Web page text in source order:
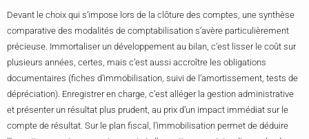
Devant le choix qui s’impose lors de la clôture des comptes, une synthèse
comparative des modalités de comptabilisation s’avère particulièrement
précieuse. Immortaliser un développement au bilan, c’est lisser le coût sur
plusieurs années, certes, mais c’est aussi accroître les obligations
documentaires (fiches d’immobilisation, suivi de l’amortissement, tests de
dépréciation). Enregistrer en charge, c’est alléger la gestion administrative
et présenter un résultat plus prudent, au prix d’un impact immédiat sur le
compte de résultat. Sur le plan fiscal, l’immobilisation permet de déduire